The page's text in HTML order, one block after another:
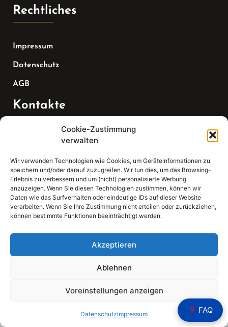
Cookie-Zustimmung
verwalten
Wir verwenden Technologien wie Cookies, um Geräteinformationen zu
speichern und/oder darauf zuzugreifen. Wir tun dies, um das Browsing-
Erlebnis zu verbessern und um (nicht) personalisierte Werbung
anzuzeigen. Wenn Sie diesen Technologien zustimmen, können wir
Daten wie das Surfverhalten oder eindeutige IDs auf dieser Website
verarbeiten. Wenn Sie Ihre Zustimmung nicht erteilen oder zurückziehen,
können bestimmte Funktionen beeinträchtigt werden.
Akzeptieren
Ablehnen
Voreinstellungen anzeigen
DatenschutzImpressum
Rechtliches
Impressum
Datenschutz
AGB
Kontakte
07147 270 3349
Email:
sekretariat(at)gleis4-seminarzentrum.com
Adresse:
Bahnhofstraße 21, 74343 Sachsenheim
FAQ
for: